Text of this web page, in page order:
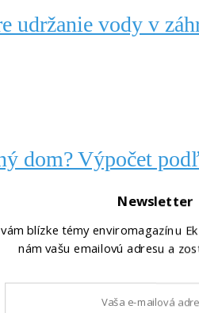
udržanie vody v
dom? Výpočet
spracovať,
Newsletter
blízke témy enviromagazínu
nám vašu emailovú adresu a